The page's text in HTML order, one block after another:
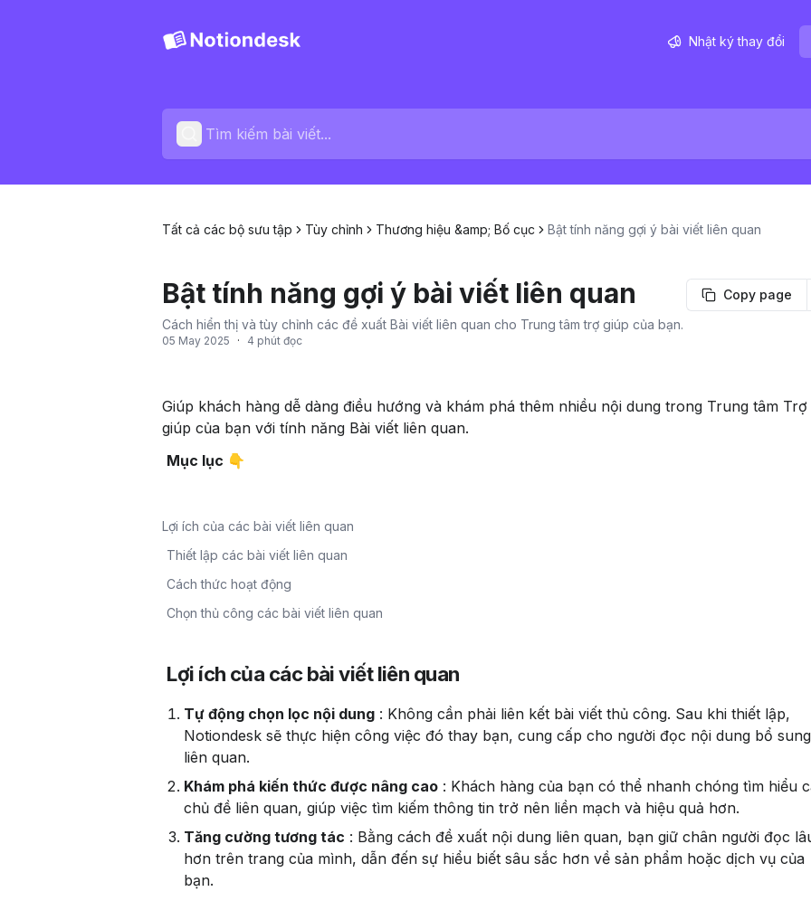
Nhật ký thay đổi
Tất cả các bộ sưu tập Tùy chỉnh Thương hiệu &amp; Bố cục Bật tính năng gợi ý bài viết liên quan
Bật tính năng gợi ý bài viết liên quan Copy page
Cách hiển thị và tùy chỉnh các đề xuất Bài viết liên quan cho Trung tâm trợ giúp của bạn.
05 May 2025 · 4 phút đọc
Giúp khách hàng dễ dàng điều hướng và khám phá thêm nhiều nội dung trong Trung tâm Trợ
giúp của bạn với tính năng Bài viết liên quan.
Mục lục 👇
Lợi ích của các bài viết liên quan
Thiết lập các bài viết liên quan
Cách thức hoạt động
Chọn thủ công các bài viết liên quan
Lợi ích của các bài viết liên quan
Tự động chọn lọc nội dung : Không cần phải liên kết bài viết thủ công. Sau khi thiết lập,
Notiondesk sẽ thực hiện công việc đó thay bạn, cung cấp cho người đọc nội dung bổ
liên quan.
Khám phá kiến ​​thức được nâng cao : Khách hàng của bạn có thể nhanh chóng tìm hiểu
chủ đề liên quan, giúp việc tìm kiếm thông tin trở nên liền mạch và hiệu quả hơn.
Tăng cường tương tác : Bằng cách đề xuất nội dung liên quan, bạn giữ chân người đọc
hơn trên trang của mình, dẫn đến sự hiểu biết sâu sắc hơn về sản phẩm hoặc dịch vụ của
bạn.